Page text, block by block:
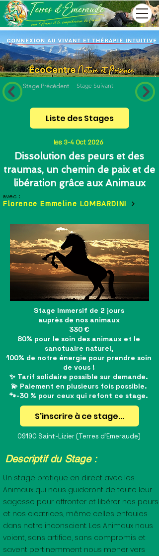
Stage Précédent Stage Suivant
Liste des Stages
les 3-4 Oct 2026
Dissolution des peurs et des
traumas, un chemin de paix et de
libération grâce aux Animaux
Florence Emmeline LOMBARDINI
avec :
Stage Immersif de 2 jours
auprès de nos animaux
330 €
80% pour le soin des animaux et le
sanctuaire naturel,
100% de notre énergie pour prendre soin
de vous !
✨ Tarif solidaire possible sur demande.
💫 Paiement en plusieurs fois possible.
🐾-30 % pour ceux qui refont ce stage.
S'inscrire à ce stage...
09190 Saint-Lizier (Terres d'Emeraude)
Descriptif du Stage :
Un stage pratique en direct avec les
Animaux qui nous guideront de toute leur
sagesse pour affronter et libérer nos peurs
et nos cicatrices, même celles enfouies
dans notre inconscient. Les Animaux nous
voient, sans artifice, sans compromis et
savent pertinemment nous mener vers